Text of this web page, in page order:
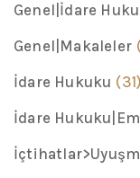
Genel|İdare
Genel|Makaleler
İdare Hukuku (31)
İdare